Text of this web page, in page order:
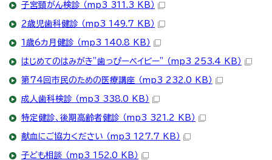
子宮頸がん検診 （mp3 311.3 KB）
2歳児歯科健診 （mp3 149.7 KB）
1歳6カ月健診 （mp3 140.8 KB）
はじめてのはみがき”歯っぴーベイビー” （mp3 253.4 KB）
第74回市民のための医療講座 （mp3 232.0 KB）
成人歯科検診 （mp3 338.0 KB）
特定健診、後期高齢者健診 （mp3 321.2 KB）
献血にご協力ください （mp3 127.7 KB）
子ども相談 （mp3 152.0 KB）